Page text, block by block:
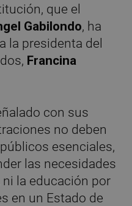
que el
Gabilondo, ha
la presidenta del
Francina
con sus
no deben
esenciales,
las necesidades
la educación por
en un Estado de